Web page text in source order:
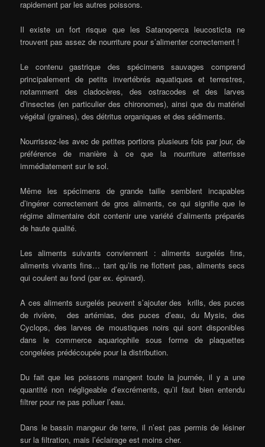
rapidement par les autres poissons.
Il existe un fort risque que les Satanoperca leucosticta ne
trouvent pas assez de nourriture pour s’alimenter correctement !
Le contenu gastrique des spécimens sauvages comprend
principalement de petits invertébrés aquatiques et terrestres,
notamment des cladocères, des ostracodes et des larves
d’insectes (en particulier des chironomes), ainsi que du matériel
végétal (graines), des détritus organiques et des sédiments.
Nourrissez-les avec de petites portions plusieurs fois par jour, de
préférence de manière à ce que la nourriture atterrisse
immédiatement sur le sol.
Même les spécimens de grande taille semblent incapables
d’ingérer correctement de gros aliments, ce qui signifie que le
régime alimentaire doit contenir une variété d’aliments préparés
de haute qualité.
Les aliments suivants conviennent : aliments surgelés fins,
aliments vivants fins… tant qu’ils ne flottent pas, aliments secs
qui coulent au fond (par ex. épinard).
A ces aliments surgelés peuvent s’ajouter des krills, des puces
de rivière, des artémias, des puces d’eau, du Mysis, des
Cyclops, des larves de moustiques noirs qui sont disponibles
dans le commerce aquariophile sous forme de plaquettes
congelées prédécoupée pour la distribution.
Du fait que les poissons mangent toute la journée, il y a une
quantité non négligeable d’excréments, qu’il faut bien entendu
filtrer pour ne pas polluer l’eau.
Dans le bassin mangeur de terre, il n’est pas permis de lésiner
sur la filtration, mais l’éclairage est moins cher.